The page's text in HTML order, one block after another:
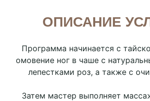
ОПИСАНИЕ
Программа начинается с
омовение ног в чаше с
лепестками роз, а также с
Затем мастер выполняет